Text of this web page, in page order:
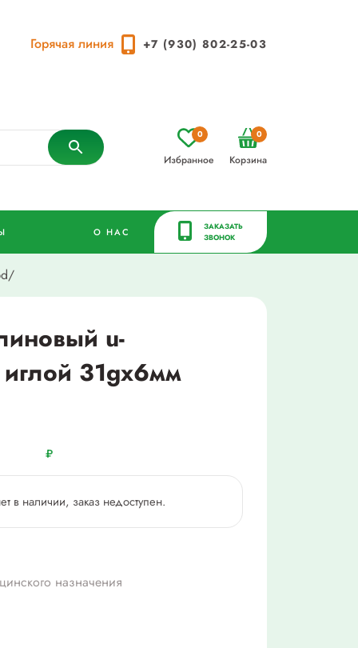
Горячая линия +7 (930) 802-25-03
Избранное
0
Корзина
0
О НАС
ЗАКАЗАТЬ
ЗВОНОК
u-
31gх6мм
₽
в наличии, заказ недоступен.
назначения